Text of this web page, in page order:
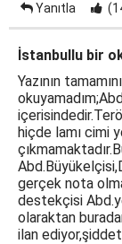
Yanıtla
İstanbullu bir
Yazının
hiçde lamı cimi
gerçek nota
destekçisi
olaraktan
ilan